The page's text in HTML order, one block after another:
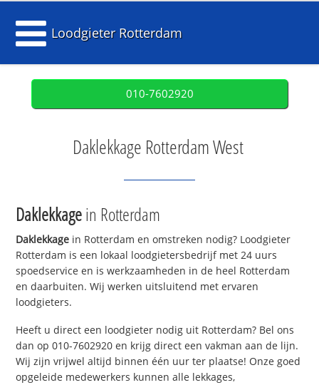
Loodgieter Rotterdam
010-7602920
Daklekkage Rotterdam West
Daklekkagein Rotterdam
Daklekkage in Rotterdam en omstreken nodig? Loodgieter
Rotterdam is een lokaal loodgietersbedrijf met 24 uurs
spoedservice en is werkzaamheden in de heel Rotterdam
en daarbuiten. Wij werken uitsluitend met ervaren
loodgieters.
Heeft u direct een loodgieter nodig uit Rotterdam? Bel ons
dan op 010-7602920 en krijg direct een vakman aan de lijn.
Wij zijn vrijwel altijd binnen één uur ter plaatse! Onze goed
opgeleide medewerkers kunnen alle lekkages,